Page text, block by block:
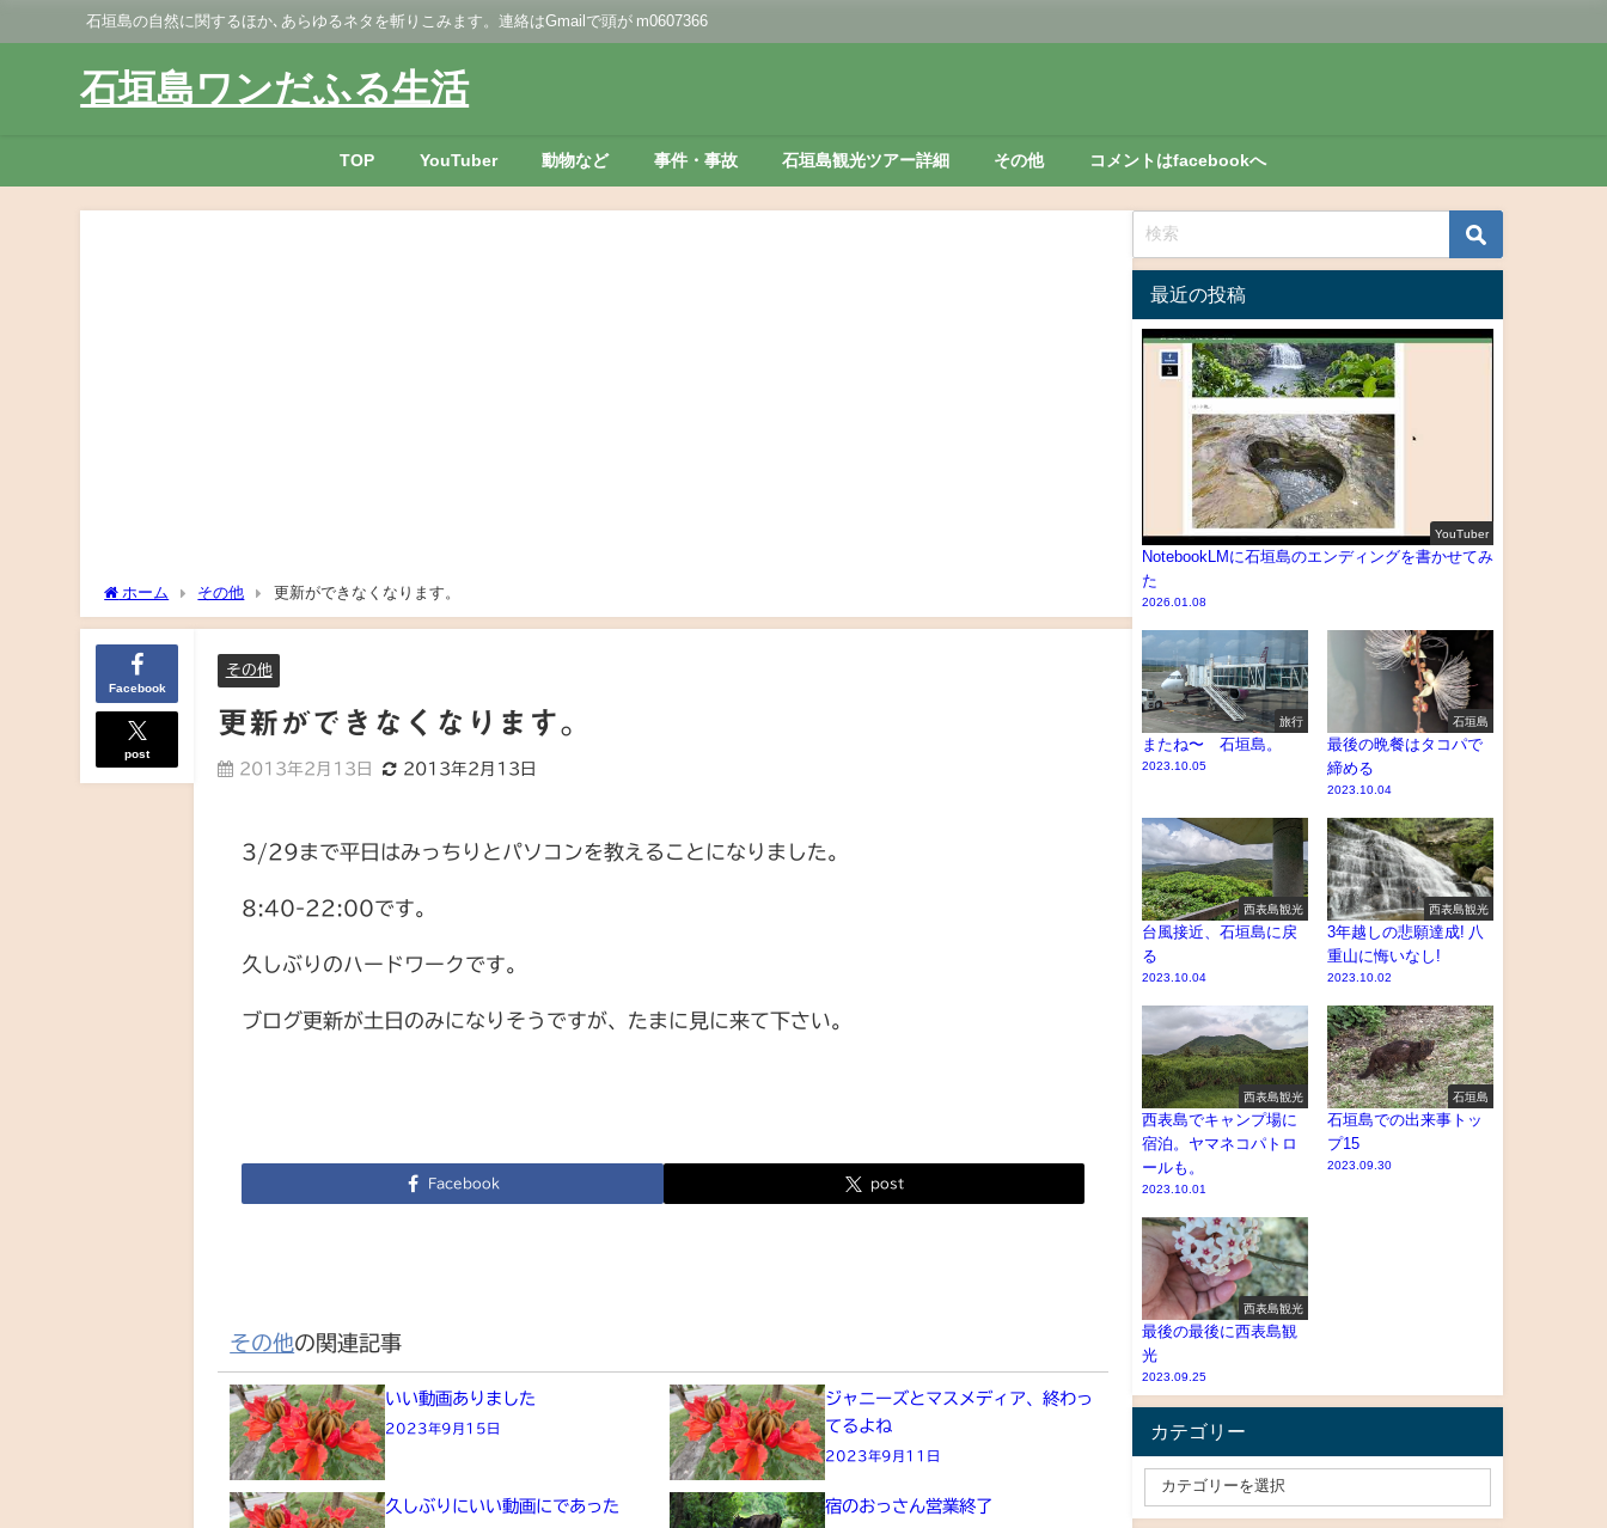
石垣島の自然に関するほか､あらゆるネタを斬りこみます。連絡はGmailで頭が m0607366
石垣島ワンだふる生活
TOP YouTuber 動物など 事件・事故 石垣島観光ツアー詳細 その他 コメントはfacebookへ
ホーム その他 更新ができなくなります。
Facebook
post
その他
更新ができなくなります。
2013年2月13日 2013年2月13日
3/29まで平日はみっちりとパソコンを教えることになりました。
8:40-22:00です。
久しぶりのハードワークです。
ブログ更新が土日のみになりそうですが、たまに見に来て下さい。
Facebook post
その他の関連記事
いい動画ありました
2023年9月15日
ジャニーズとマスメディア、終わっ
てるよね
2023年9月11日
久しぶりにいい動画にであった 宿のおっさん営業終了
最近の投稿
YouTuber
NotebookLMに石垣島のエンディングを書かせてみ
た
2026.01.08
旅行
またね〜 石垣島。
2023.10.05
石垣島
最後の晩餐はタコパで
締める
2023.10.04
西表島観光
台風接近、石垣島に戻
る
2023.10.04
西表島観光
3年越しの悲願達成! 八
重山に悔いなし!
2023.10.02
西表島観光
西表島でキャンプ場に
宿泊。ヤマネコパトロ
ールも。
2023.10.01
石垣島
石垣島での出来事トッ
プ15
2023.09.30
西表島観光
最後の最後に西表島観
光
2023.09.25
カテゴリー